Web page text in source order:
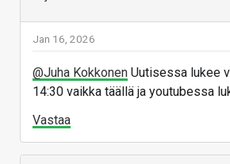
Jan 16, 2026
@Juha Kokkonen Uutisessa lukee
14:30 vaikka täällä ja youtubessa
Vastaa